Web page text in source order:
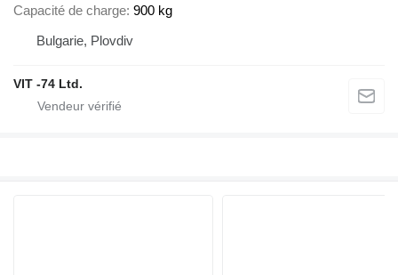
Capacité de charge 900 kg
Bulgarie, Plovdiv
VIT -74 Ltd.